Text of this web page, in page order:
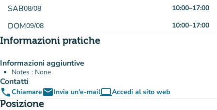
SAB08/08 10:00–17:00
DOM09/08 10:00–17:00
Informazioni pratiche
Informazioni aggiuntive
Notes : None
Contatti
phoneChiamareemailInvia un'e-mailcomputerAccedi al sito web
(nuova scheda)
Posizione